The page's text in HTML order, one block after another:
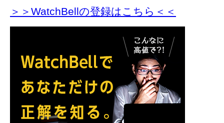
＞＞WatchBellの登録はこちら＜＜